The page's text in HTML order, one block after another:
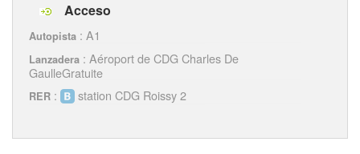
Acceso
Autopista : A1
Lanzadera : Aéroport de CDG Charles De
GaulleGratuite
RER : station CDG Roissy 2